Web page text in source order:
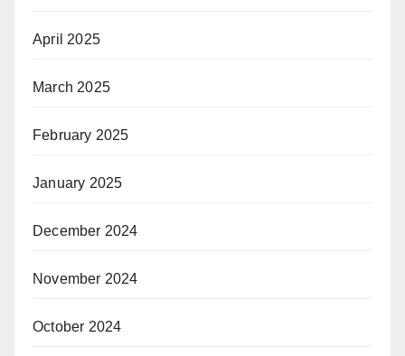
April 2025
March 2025
February 2025
January 2025
December 2024
November 2024
October 2024